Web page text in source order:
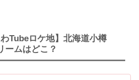
Tubeロケ地】北海道小樽
ームはどこ？